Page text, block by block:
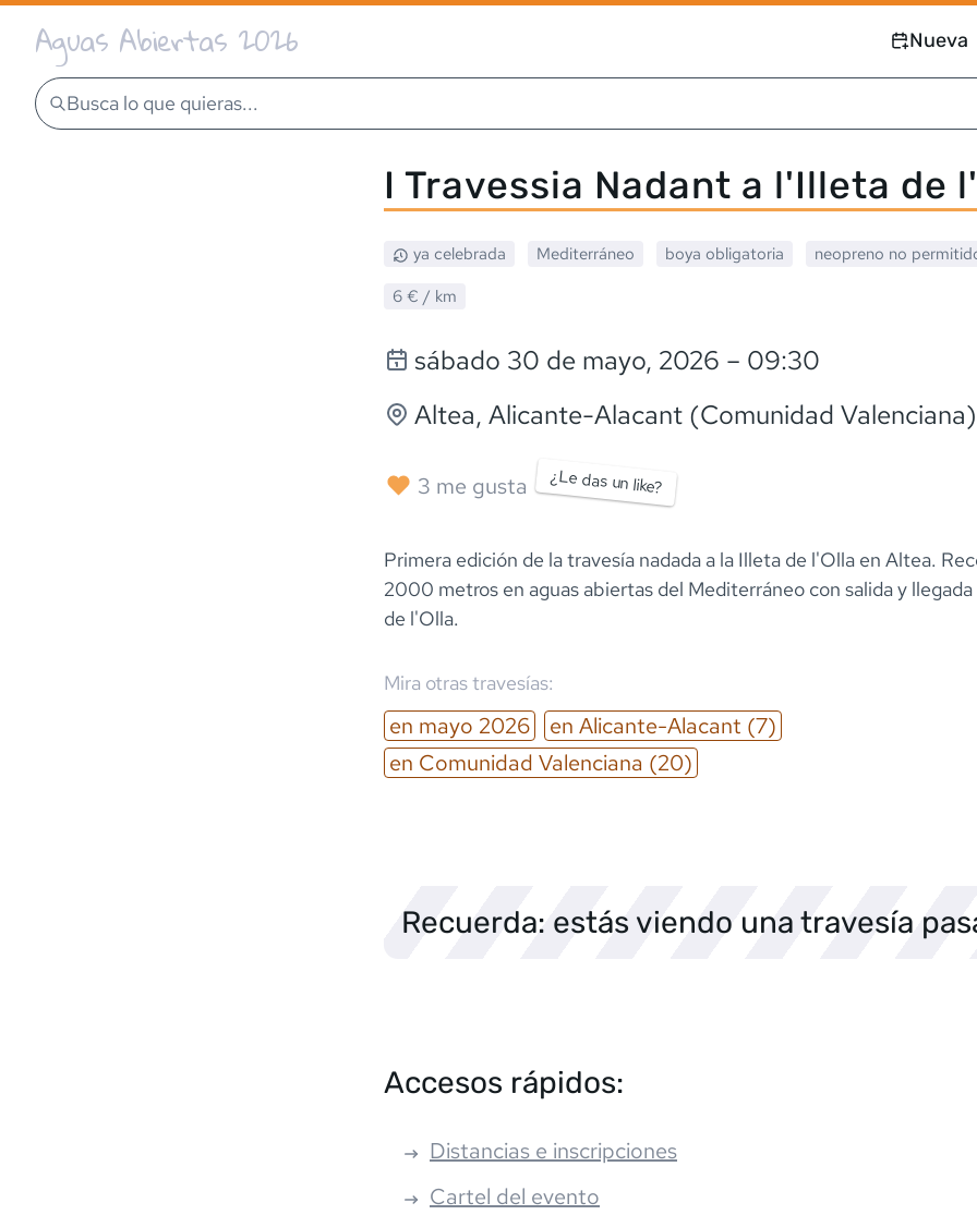
Aguas Abiertas 2026 Nueva
Busca lo que quieras...
I Travessia Nadant a l'Illeta de
ya celebrada Mediterráneo boya obligatoria neopreno no
6 € / km
sábado 30 de mayo, 2026 – 09:30
Altea, Alicante-Alacant (Comunidad Valenciana)
3 me gusta ¿Le das un like?
Primera edición de la travesía nadada a la Illeta de l'Olla en Altea.
2000 metros en aguas abiertas del Mediterráneo con salida y
de l'Olla.
Mira otras travesías:
en mayo 2026 en Alicante-Alacant (7)
en Comunidad Valenciana (20)
Recuerda: estás viendo una travesía
Accesos rápidos:
Distancias e inscripciones
Cartel del evento